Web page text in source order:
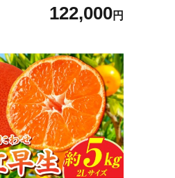
置物 卓上サイズ 教
ク リアル 雑貨 プレ
122,000円